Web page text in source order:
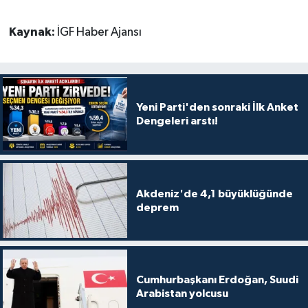
Kaynak: İGF Haber Ajansı
Yeni Parti'den sonraki İlk Anket
Dengeleri arstı!
Akdeniz'de 4,1 büyüklüğünde
deprem
Cumhurbaşkanı Erdoğan, Suudi
Arabistan yolcusu